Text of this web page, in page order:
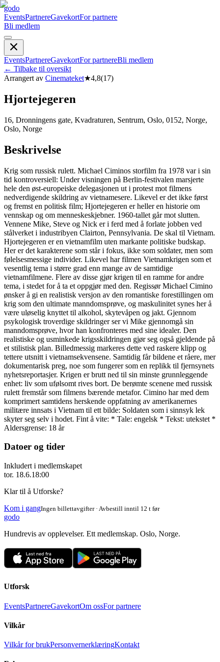
godo
EventsPartnereGavekortFor partnere
Bli medlem
EventsPartnereGavekortFor partnereBli medlem
← Tilbake til oversikt
Arrangert av Cinemateket★4,8(17)
Hjortejegeren
16, Dronningens gate, Kvadraturen, Sentrum, Oslo, 0152, Norge,
Oslo, Norge
Beskrivelse
Krig som russisk rulett. Michael Ciminos storfilm fra 1978 var i sin
tid kontroversiell: Under visningen på Berlin-festivalen marsjerte
hele den øst-europeiske delegasjonen ut i protest mot filmens
nedverdigende skildring av vietnamesere. Likevel er det ikke først
og fremst en politisk film; Hjortejegeren er heller en historie om
vennskap og om menneskeskjebner. 1960-tallet går mot slutten.
Vennene Mike, Steve og Nick er i ferd med å forlate jobben ved
stålverket i industribyen Clairton, Pennsylvania. De skal til Vietnam.
Hjortejegeren er en vietnamfilm uten markante politiske budskap.
Her er det karakterene som står i fokus, ikke som soldater, men som
følelsesmessige individer. Likevel har filmen Vietnamkrigen som et
vesentlig tema i større grad enn mange av de samtidige
vietnamfilmene. Flere av disse gjør krigen til en ramme for andre
tema, i stedet for å ta et oppgjør med den. Regissør Michael Cimino
ønsker å gi en realistisk versjon av den romantiske forestillingen om
krig som den ultimate manndomsprøve, og maskulinitet synes her å
være uløselig knyttet til alkohol, skytevåpen og jakt. Gjennom
psykologisk troverdige skildringer ser vi Mike gjennomgå sin
manndomsprøve, hvor han konfronteres med sine idealer. Den
realistiske og usminkede krigsskildringen gjør seg også gjeldende på
et stilistisk plan. Billedmessig markeres dette ved raskere klipp og
tettere utsnitt i vietnamsekvensene. Samtidig får bildene et råere, mer
dokumentarisk preg, noe som fungerer som en replikk til fjernsynets
nyhetsreportasjer. Krigen er brutt ned til sin minste grunnleggende
enhet: liv som ufølsomt rives bort. De berømte scenene med russisk
rulett fremstår som filmens bærende metafor. Cimino har med dem
komprimert samtidens herskende oppfatning av amerikanernes
militære innsats i Vietnam til ett bilde: Soldaten som i sinnsyk lek
skyter seg selv i hodet. Fint å vite: * Tale: engelsk * Tekst: utekstet *
Aldersgrense: 18 år
Datoer og tider
Inkludert i medlemskapet
tor. 18.6.18:00
Klar til å Utforske?
Kom i gangIngen billettavgifter · Avbestill inntil 12 t før
godo
Hundrevis av opplevelser. Ett medlemskap. Oslo, Norge.
Utforsk
EventsPartnereGavekortOm ossFor partnere
Vilkår
Vilkår for brukPersonvernerklæringKontakt